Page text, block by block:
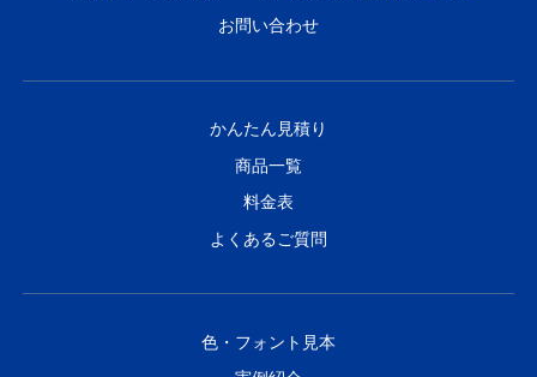
お問い合わせ
かんたん見積り
商品一覧
料金表
よくあるご質問
色・フォント見本